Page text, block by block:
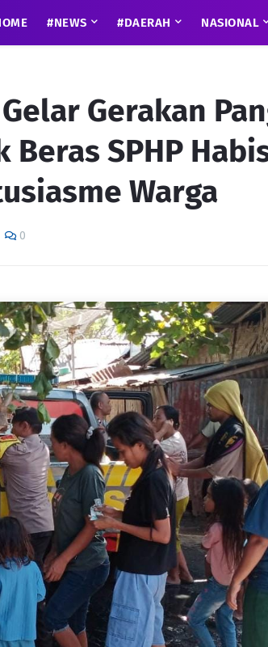
#NEWS #DAERAH NASIONAL
Gerakan
Beras SPHP
Warga
0